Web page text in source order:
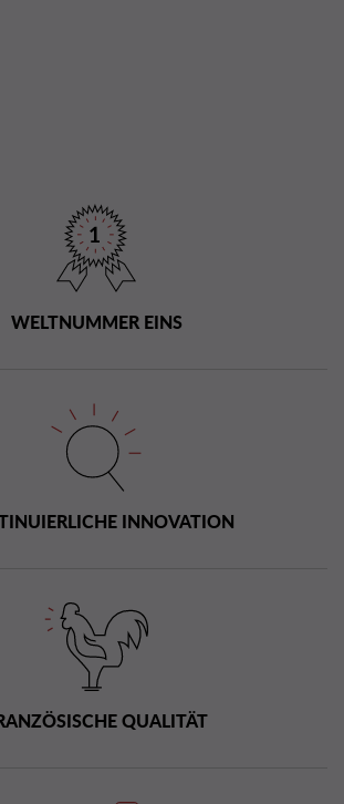
WELTNUMMER EINS
INNOVATION
QUALITÄT